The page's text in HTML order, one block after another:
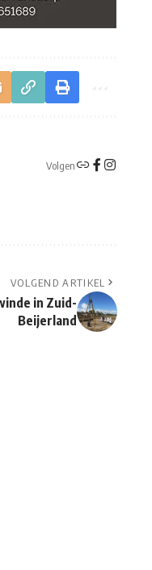
Volgen
VOLGEND ARTIKEL
in Zuid-
Beijerland